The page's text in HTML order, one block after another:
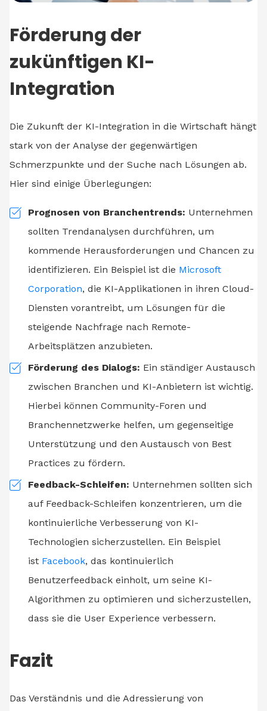
Förderung der
zukünftigen KI-
Integration
Die Zukunft der KI-Integration in die Wirtschaft hängt
stark von der Analyse der gegenwärtigen
Schmerzpunkte und der Suche nach Lösungen ab.
Hier sind einige Überlegungen:
Prognosen von Branchentrends: Unternehmen
sollten Trendanalysen durchführen, um
kommende Herausforderungen und Chancen zu
identifizieren. Ein Beispiel ist die Microsoft
Corporation, die KI-Applikationen in ihren Cloud-
Diensten vorantreibt, um Lösungen für die
steigende Nachfrage nach Remote-
Arbeitsplätzen anzubieten.
Förderung des Dialogs: Ein ständiger Austausch
zwischen Branchen und KI-Anbietern ist wichtig.
Hierbei können Community-Foren und
Branchennetzwerke helfen, um gegenseitige
Unterstützung und den Austausch von Best
Practices zu fördern.
Feedback-Schleifen: Unternehmen sollten sich
auf Feedback-Schleifen konzentrieren, um die
kontinuierliche Verbesserung von KI-
Technologien sicherzustellen. Ein Beispiel
ist Facebook, das kontinuierlich
Benutzerfeedback einholt, um seine KI-
Algorithmen zu optimieren und sicherzustellen,
dass sie die User Experience verbessern.
Fazit
Das Verständnis und die Adressierung von